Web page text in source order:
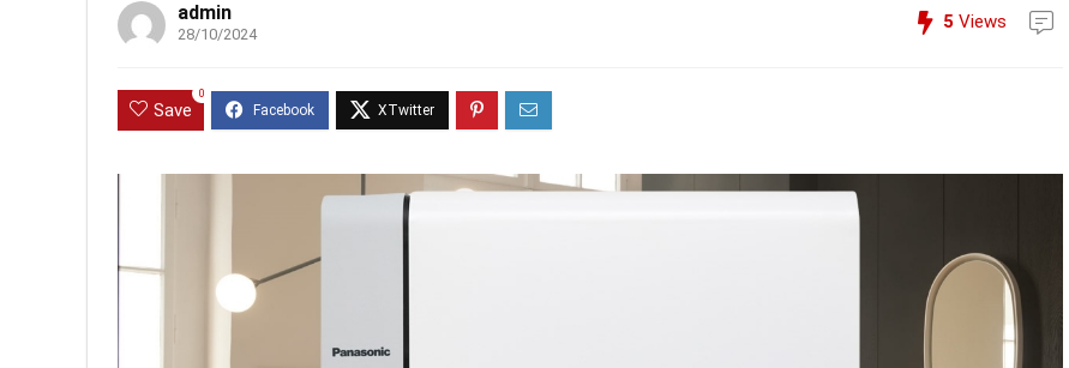
admin
28/10/2024
5 Views
Save
0